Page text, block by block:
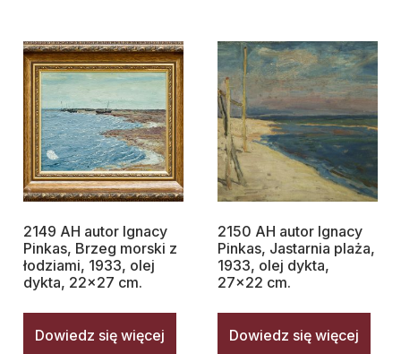
2149 AH autor Ignacy
Pinkas, Brzeg morski z
łodziami, 1933, olej
dykta, 22×27 cm.
Dowiedz się więcej
2150 AH autor Ignacy
Pinkas, Jastarnia plaża,
1933, olej dykta,
27×22 cm.
Dowiedz się więcej